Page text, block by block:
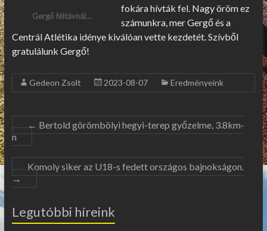
Gergő féltávnál…
fokára hívták fel. Nagy öröm ez
számunkra, mer Gergő és a
Centrál Atlétika idénye kiválóan vette kezdetét. Szívből
gratulálunk Gergő!
Gedeon Zsolt 2023-08-07 Eredményeink
← Bertold görömbölyi hegyi-terep győzelme, 3.8km-
n
Komoly siker az U18-s fedett országos bajnokságon.
→
Legutóbbi híreink